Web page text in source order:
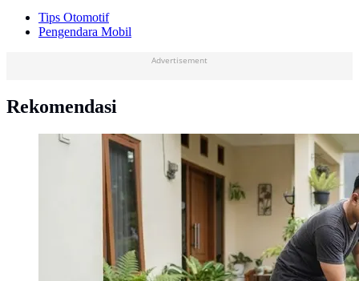
Tips Otomotif
Pengendara Mobil
Advertisement
Rekomendasi